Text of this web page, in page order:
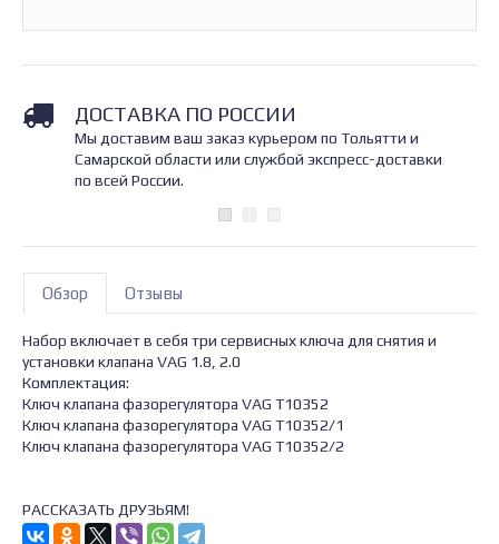
ДОСТАВКА ПО РОССИИ
Мы доставим ваш заказ курьером по Тольятти и
Самарской области или службой экспресс-доставки
по всей России.
Обзор Отзывы
Набор включает в себя три сервисных ключа для снятия и
установки клапана VAG 1.8, 2.0
Комплектация:
Ключ клапана фазорегулятора VAG T10352
Ключ клапана фазорегулятора VAG T10352/1
Ключ клапана фазорегулятора VAG T10352/2
РАССКАЗАТЬ ДРУЗЬЯМ!